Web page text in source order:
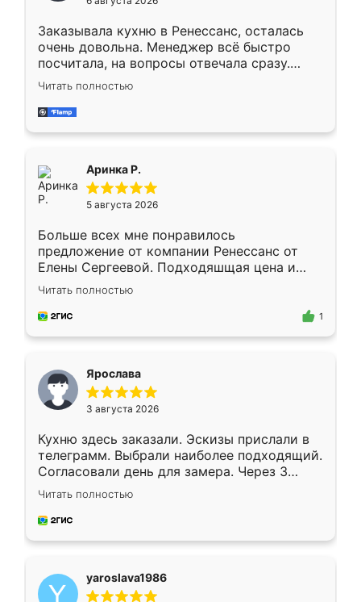
мебели буду заказывать только здесь.
Заказывала кухню в Ренессанс, осталась
очень довольна. Менеджер всё быстро
посчитала, на вопросы отвечала сразу.
Замерщик приехал в субботу, подошёл к
делу со всей ответственностью. Собрали
за день, ребята работали аккуратно, даже
Читать полностью
Аринка Р.
5 августа 2026
Больше всех мне понравилось
предложение от компании Ренессанс от
Елены Сергеевой. Подходяшщая цена и
короткие сроки изготовления. Приехавший
для замера сотрудник Владислав
предложил по моему эскизу самый
Читать полностью
1
Ярослава
3 августа 2026
Кухню здесь заказали. Эскизы прислали в
телеграмм. Выбрали наиболее подходящий.
Согласовали день для замера. Через 3
недели кухня была уже готова. Остались
довольны работой. Спасибо Ренессанс
мебель за качественную работу!
Читать полностью
yaroslava1986